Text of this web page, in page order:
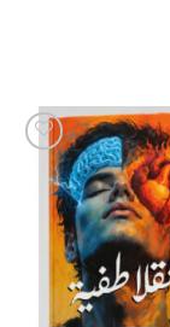
إضافة
قائمة
الرغبات